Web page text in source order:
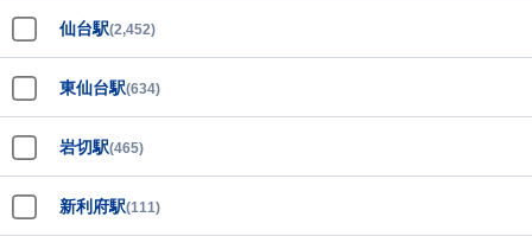
仙台駅(2,452)
東仙台駅(634)
岩切駅(465)
新利府駅(111)